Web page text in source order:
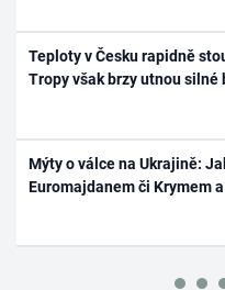
Teploty v Česku rapidně
Tropy však brzy utnou silné
Mýty o válce na Ukrajině:
Euromajdanem či Krymem